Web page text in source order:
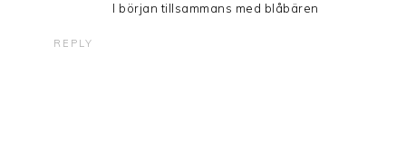
I början tillsammans med blåbären
REPLY